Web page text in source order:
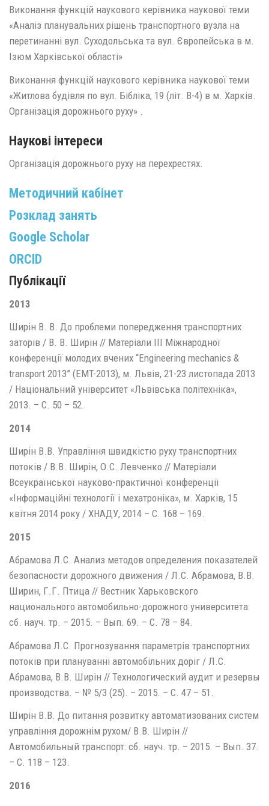
Виконання функцій наукового керівника наукової теми
«Аналіз планувальних рішень транспортного вузла на
перетинанні вул. Суходольська та вул. Європейська в м.
Ізюм Харківської області»
Виконання функцій наукового керівника наукової теми
«Житлова будівля по вул. Бібліка, 19 (літ. В-4) в м. Харків.
Організація дорожнього руху» .
Наукові інтереси
Організація дорожнього руху на перехрестях.
Методичний кабінет
Розклад занять
Google Scholar
ORCID
Публікації
2013
Ширін В. В. До проблеми попередження транспортних
заторів / В. В. Ширін // Матеріали ІІІ Міжнародної
конференції молодих вчених “Engineering mechanics &
transport 2013” (EMT-2013), м. Львів, 21-23 листопада 2013
/ Національний університет «Львівська політехніка»,
2013. – С. 50 – 52.
2014
Ширін В.В. Управління швидкістю руху транспортних
потоків / В.В. Ширін, О.С. Левченко // Матеріали
Всеукраїнської науково-практичної конференції
«Інформаційні технології і мехатроніка», м. Харків, 15
квітня 2014 року / ХНАДУ, 2014 – С. 168 – 169.
2015
Абрамова Л.С. Анализ методов определения показателей
безопасности дорожного движения / Л.С. Абрамова, В.В.
Ширин, Г.Г. Птица // Вестник Харьковского
национального автомобильно-дорожного университета:
сб. науч. тр. – 2015. – Вып. 69. – С. 78 – 84.
Абрамова Л.С. Прогнозування параметрів транспортних
потоків при плануванні автомобільних доріг / Л.С.
Абрамова, В.В. Ширін // Технологический аудит и резервы
производства. – № 5/3 (25). – 2015. – С. 47 – 51.
Ширін В.В. До питання розвитку автоматизованих систем
управління дорожнім рухом/ В.В. Ширін //
Автомобильный транспорт: сб. науч. тр. – 2015. – Вып. 37.
– С. 118 – 123.
2016